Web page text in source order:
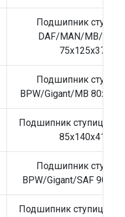
Подшипник
DAF/MAN/MB/
75x125x37
Подшипник
BPW/Gigant/MB
Подшипник ступицы
85x140x41
Подшипник
BPW/Gigant/SAF
Подшипник ступицы